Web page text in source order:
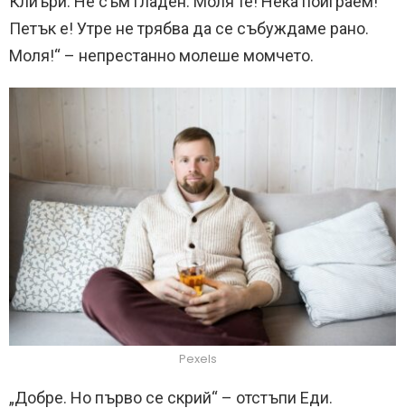
Петък е! Утре не трябва да се събуждаме рано.
Моля!“ – непрестанно молеше момчето.
Pexels
„Добре. Но първо се скрий“ – отстъпи Еди.